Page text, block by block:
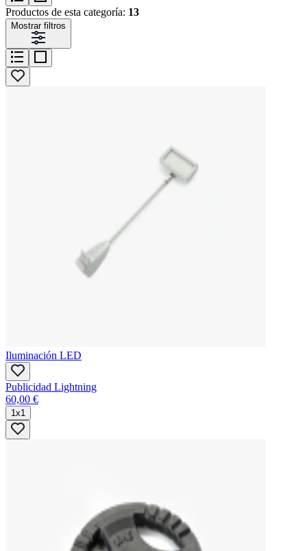
Productos de esta categoría: 13
Mostrar filtros
Iluminación LED
Publicidad Lightning
60,00 €
1x1